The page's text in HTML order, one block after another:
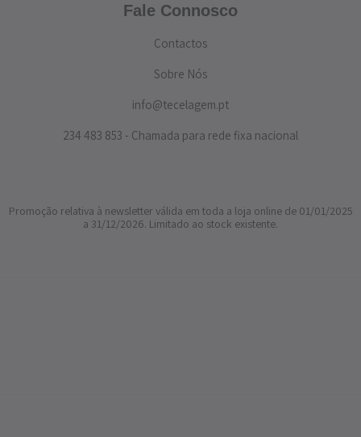
Fale Connosco
Contactos
Sobre Nós
info@tecelagem.pt
234 483 853 - Chamada para rede fixa nacional
Promoção relativa à newsletter válida em toda a loja online de 01/01/2025
a 31/12/2026. Limitado ao stock existente.